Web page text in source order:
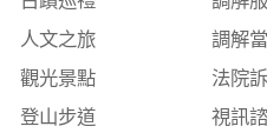
人文之旅
觀光景點
登山步道
調解
法院
視訊